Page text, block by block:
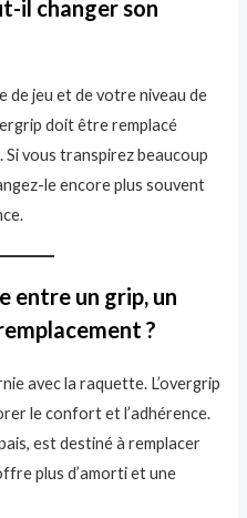
il changer son
de jeu et de votre niveau de
doit être remplacé
Si vous transpirez beaucoup
le encore plus souvent
entre un grip, un
?
avec la raquette. L’overgrip
le confort et l’adhérence.
est destiné à remplacer
plus d’amorti et une